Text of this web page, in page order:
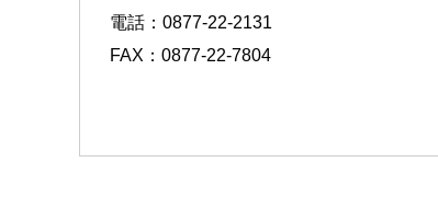
電話：0877-22-2131
FAX：0877-22-7804